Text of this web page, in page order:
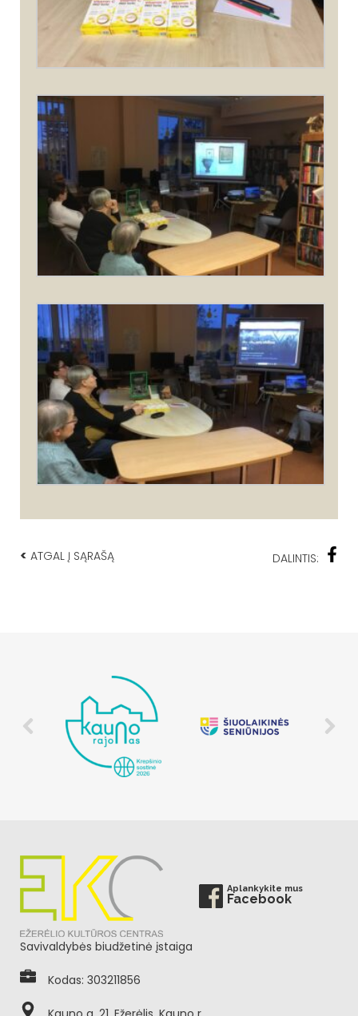
< ATGAL Į SĄRAŠĄ DALINTIS:
Aplankykite mus
Facebook
Savivaldybės biudžetinė įstaiga
Kodas: 303211856